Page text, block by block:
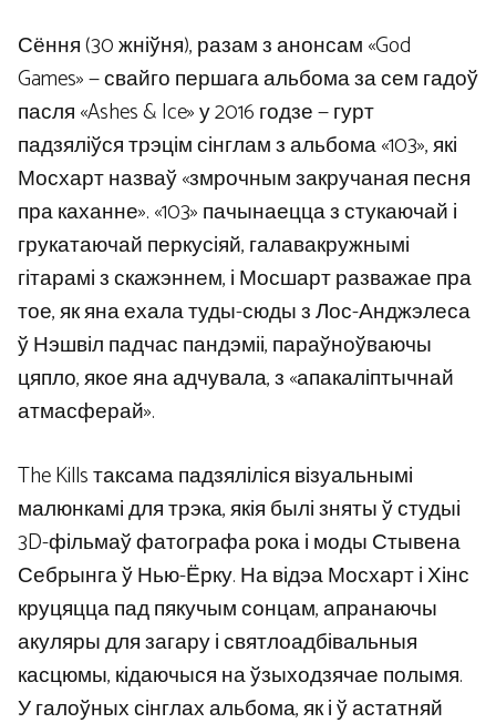
Сёння (30 жніўня), разам з анонсам «God
Games» — свайго першага альбома за сем гадоў
пасля «Ashes & Ice» у 2016 годзе — гурт
падзяліўся трэцім сінглам з альбома «103», які
Мосхарт назваў «змрочным закручаная песня
пра каханне». «103» пачынаецца з стукаючай і
грукатаючай перкусіяй, галавакружнымі
гітарамі з скажэннем, і Мосшарт разважае пра
тое, як яна ехала туды-сюды з Лос-Анджэлеса
ў Нэшвіл падчас пандэміі, параўноўваючы
цяпло, якое яна адчувала, з «апакаліптычнай
атмасферай».
The Kills таксама падзяліліся візуальнымі
малюнкамі для трэка, якія былі зняты ў студыі
3D-фільмаў фатографа рока і моды Стывена
Себрынга ў Нью-Ёрку. На відэа Мосхарт і Хінс
круцяцца пад пякучым сонцам, апранаючы
акуляры для загару і святлоадбівальныя
касцюмы, кідаючыся на ўзыходзячае полымя.
У галоўных сінглах альбома, як і ў астатняй